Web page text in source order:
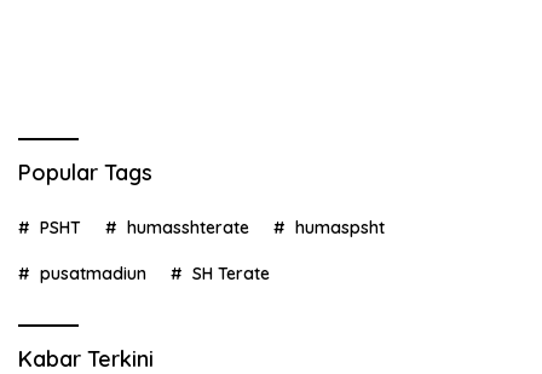
Popular Tags
PSHT humasshterate humaspsht
pusatmadiun SH Terate
Kabar Terkini